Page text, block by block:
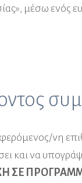
μέσω ενός
νη
και να
ΣΕ